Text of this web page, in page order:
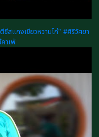
ชีสแกงเขียวหวานไก่" #ศิริวัศยา
าเฟ่